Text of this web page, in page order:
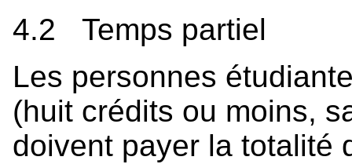
4.2 Temps partiel
Les personnes
(huit crédits ou moins,
doivent payer la totalité